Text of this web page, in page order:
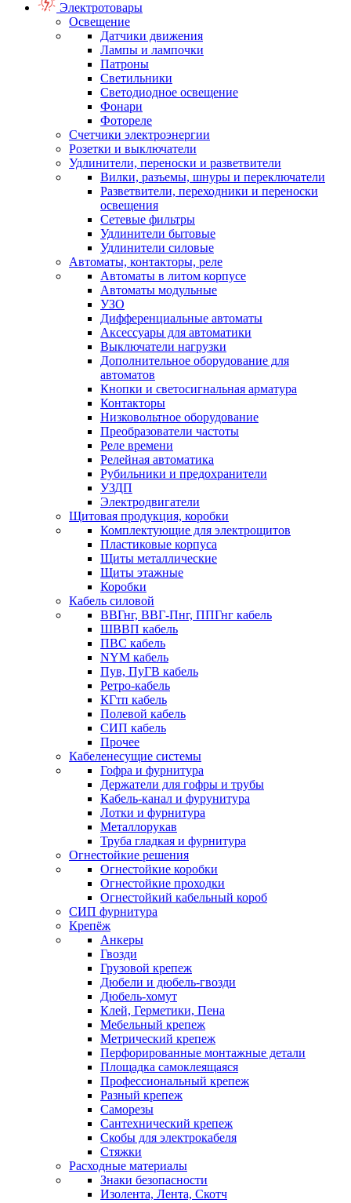
Электротовары
Освещение
Датчики движения
Лампы и лампочки
Патроны
Светильники
Светодиодное освещение
Фонари
Фотореле
Счетчики электроэнергии
Розетки и выключатели
Удлинители, переноски и разветвители
Вилки, разъемы, шнуры и переключатели
Разветвители, переходники и переноски
освещения
Сетевые фильтры
Удлинители бытовые
Удлинители силовые
Автоматы, контакторы, реле
Автоматы в литом корпусе
Автоматы модульные
УЗО
Дифференциальные автоматы
Аксессуары для автоматики
Выключатели нагрузки
Дополнительное оборудование для
автоматов
Кнопки и светосигнальная арматура
Контакторы
Низковольтное оборудование
Преобразователи частоты
Реле времени
Релейная автоматика
Рубильники и предохранители
УЗДП
Электродвигатели
Щитовая продукция, коробки
Комплектующие для электрощитов
Пластиковые корпуса
Щиты металлические
Щиты этажные
Коробки
Кабель силовой
ВВГнг, ВВГ-Пнг, ППГнг кабель
ШВВП кабель
ПВС кабель
NYM кабель
Пув, ПуГВ кабель
Ретро-кабель
КГтп кабель
Полевой кабель
СИП кабель
Прочее
Кабеленесущие системы
Гофра и фурнитура
Держатели для гофры и трубы
Кабель-канал и фурунитура
Лотки и фурнитура
Металлорукав
Труба гладкая и фурнитура
Огнестойкие решения
Огнестойкие коробки
Огнестойкие проходки
Огнестойкий кабельный короб
СИП фурнитура
Крепёж
Анкеры
Гвозди
Грузовой крепеж
Дюбели и дюбель-гвозди
Дюбель-хомут
Клей, Герметики, Пена
Мебельный крепеж
Метрический крепеж
Перфорированные монтажные детали
Площадка самоклеящаяся
Профессиональный крепеж
Разный крепеж
Саморезы
Сантехнический крепеж
Скобы для электрокабеля
Стяжки
Расходные материалы
Знаки безопасности
Изолента, Лента, Скотч